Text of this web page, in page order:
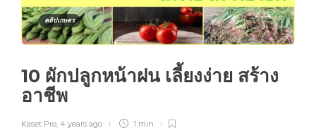
คลิปเกษตร
10 ผักปลูกหน้าฝน เลี้ยงง่าย สร้าง
อาชีพ
Kaset Pro, 4 years ago 1 min